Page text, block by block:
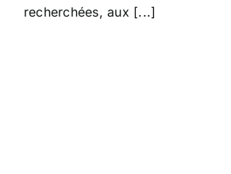
recherchées, aux [...]